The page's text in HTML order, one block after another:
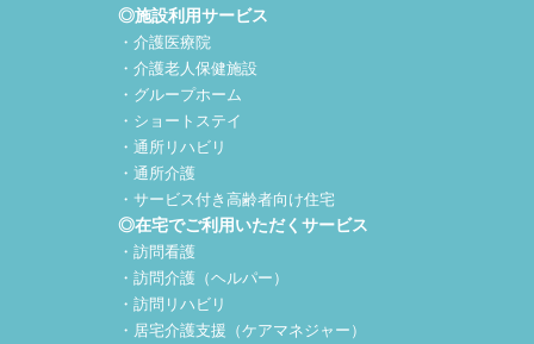
◎施設利用サービス
・介護医療院
・介護老人保健施設
・グループホーム
・ショートステイ
・通所リハビリ
・通所介護
・サービス付き高齢者向け住宅
◎在宅でご利用いただくサービス
・訪問看護
・訪問介護（ヘルパー）
・訪問リハビリ
・居宅介護支援（ケアマネジャー）